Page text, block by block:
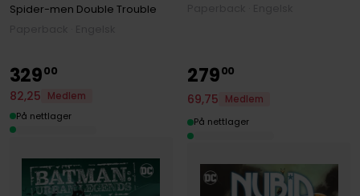
Spider-men Double Trouble
32900
82,25
Medlem
På nettlager
27900
69,75
Medlem
På nettlager